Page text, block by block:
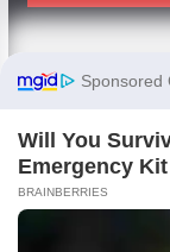
Следете нè на